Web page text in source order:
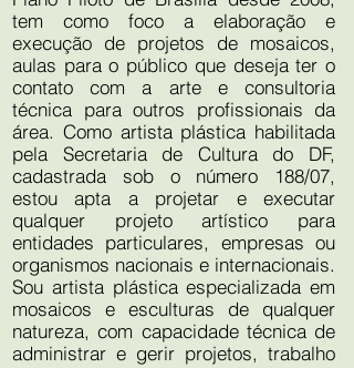
tem como foco a elaboração e
execução de projetos de mosaicos,
aulas para o público que deseja ter o
contato com a arte e consultoria
técnica para outros profissionais da
área. Como artista plástica habilitada
pela Secretaria de Cultura do DF,
cadastrada sob o número 188/07,
estou apta a projetar e executar
qualquer projeto artístico para
entidades particulares, empresas ou
organismos nacionais e internacionais.
Sou artista plástica especializada em
mosaicos e esculturas de qualquer
natureza, com capacidade técnica de
administrar e gerir projetos, trabalho